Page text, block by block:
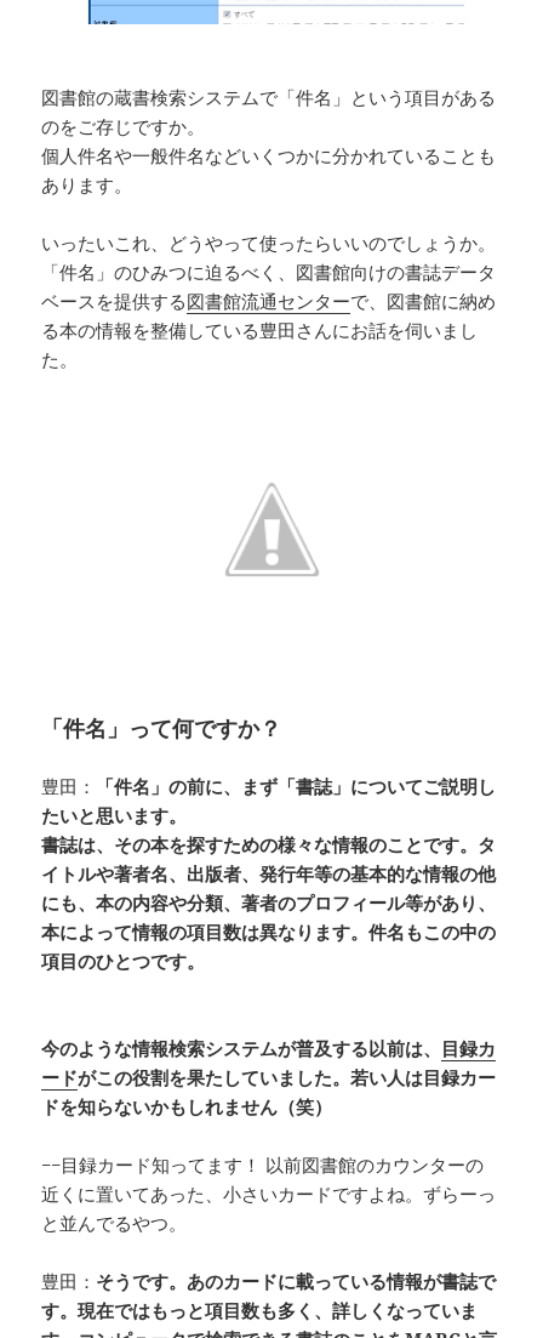
図書館の蔵書検索システムで「件名」という項目がある
のをご存じですか。
個人件名や一般件名などいくつかに分かれていることも
あります。
いったいこれ、どうやって使ったらいいのでしょうか。
「件名」のひみつに迫るべく、図書館向けの書誌データ
ベースを提供する図書館流通センターで、図書館に納め
る本の情報を整備している豊田さんにお話を伺いまし
た。
「件名」って何ですか？
豊田：
「件名」の前に、まず「書誌」についてご説明し
たいと思います。
書誌は、その本を探すための様々な情報のことです。タ
イトルや著者名、出版者、発行年等の基本的な情報の他
にも、本の内容や分類、著者のプロフィール等があり、
本によって情報の項目数は異なります。件名もこの中の
項目のひとつです。
今のような情報検索システムが普及する以前は、 目録カ
ードがこの役割を果たしていました。若い人は目録カー
ドを知らないかもしれません（笑）
−−目録カード知ってます！ 以前図書館のカウンターの
近くに置いてあった、小さいカードですよね。ずらーっ
と並んでるやつ。
豊田： そうです。あのカードに載っている情報が書誌で
す。現在ではもっと項目数も多く、詳しくなっていま